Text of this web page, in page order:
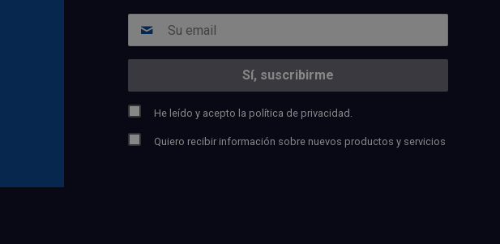
He leído y acepto la política de privacidad.
Quiero recibir información sobre nuevos productos y servicios